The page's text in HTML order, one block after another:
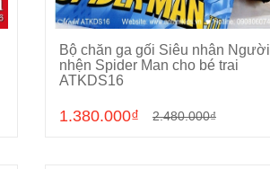
Chọn sản phẩm
Bộ chăn ga gối Siêu nhân Người
nhện Spider Man cho bé trai
ATKDS16
1.380.000₫ 2.480.000₫